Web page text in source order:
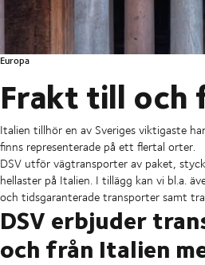
Europa
Frakt till och
Italien tillhör en av Sveriges viktigaste
finns representerade på ett flertal orter.
DSV utför vägtransporter av paket,
hellaster på Italien. I tillägg kan vi bl.a.
och tidsgaranterade transporter samt
DSV erbjuder
och från Italien